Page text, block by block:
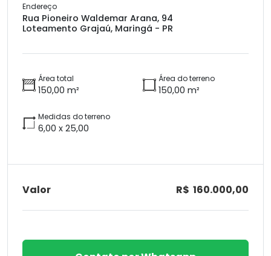
Endereço
Rua Pioneiro Waldemar Arana, 94
Loteamento Grajaú, Maringá - PR
Área total
150,00 m²
Área do terreno
150,00 m²
Medidas do terreno
6,00 x 25,00
Valor R$ 160.000,00